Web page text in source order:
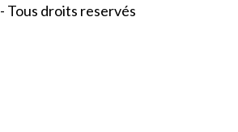
- Tous droits reservés